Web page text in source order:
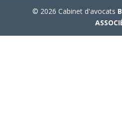
© 2026 Cabinet d'avocats